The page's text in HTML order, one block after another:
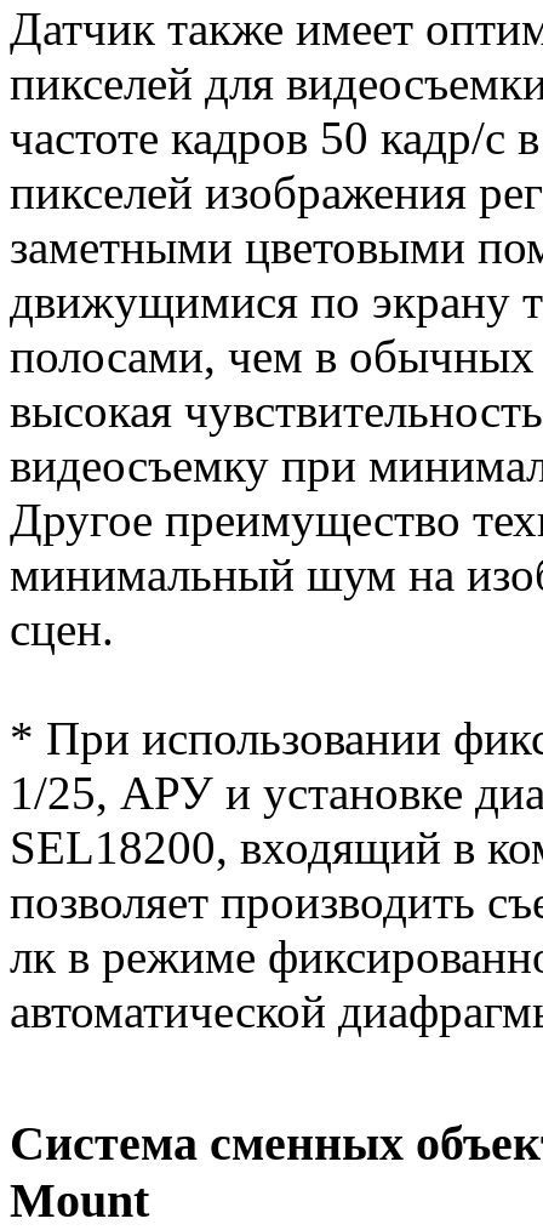
Датчик также имеет
пикселей для
частоте кадров 50 кадр/с
пикселей изображения
заметными цветовыми
движущимися по экрану
полосами, чем в
высокая
видеосъемку при
Другое преимущество
минимальный шум на
сцен.
* При использовании
1/25, АРУ и установке
SEL18200, входящий в
позволяет производить
лк в режиме
автоматической
Система сменных
Mount